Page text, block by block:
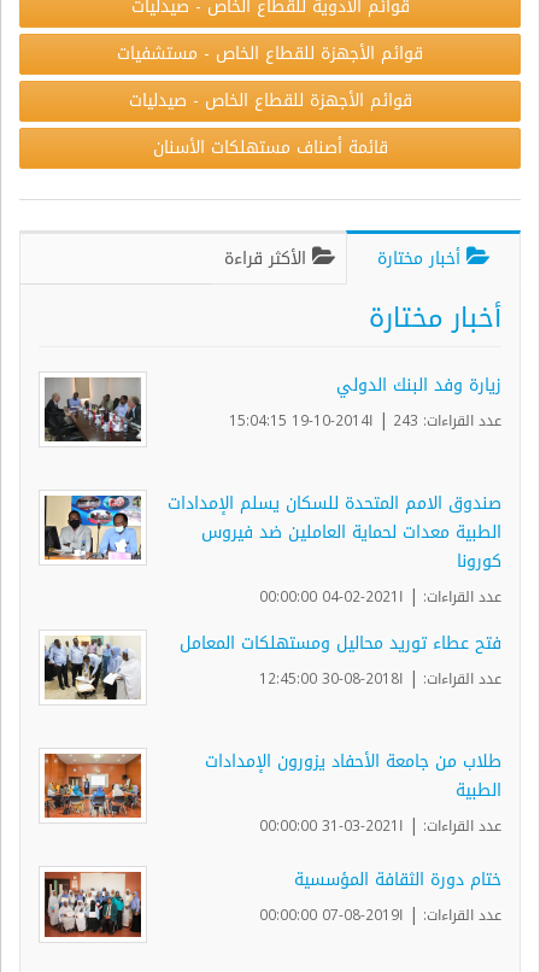
قوائم الأدوية للقطاع الخاص - صيدليات
قوائم الأجهزة للقطاع الخاص - مستشفيات
قوائم الأجهزة للقطاع الخاص - صيدليات
قائمة أصناف مستهلكات الأسنان
أخبار مختارة الأكثر قراءة
أخبار مختارة
زيارة وفد البنك الدولي
عدد القراءات: 243 | ا2014-10-19 15:04:15
صندوق الامم المتحدة للسكان يسلم الإمدادات
الطبية معدات لحماية العاملين ضد فيروس
كورونا
عدد القراءات: | ا2021-02-04 00:00:00
فتح عطاء توريد محاليل ومستهلكات المعامل
عدد القراءات: | ا2018-08-30 12:45:00
طلاب من جامعة الأحفاد يزورون الإمدادات
الطبية
عدد القراءات: | ا2021-03-31 00:00:00
ختام دورة الثقافة المؤسسية
عدد القراءات: | ا2019-08-07 00:00:00